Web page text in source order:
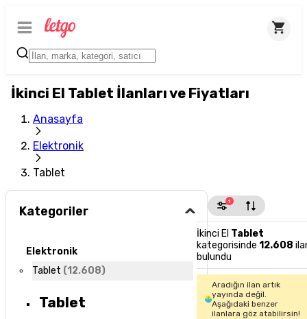
İkinci El Tablet İlanları ve Fiyatları
Anasayfa
Elektronik
Tablet
Kategoriler
Elektronik
Tablet (12.608)
Tablet
1
İkinci El Tablet
kategorisinde 12.608
bulundu
Aradığın ilan artık
yayında değil.
Aşağıdaki benzer
ilanlara göz atabilirsin!